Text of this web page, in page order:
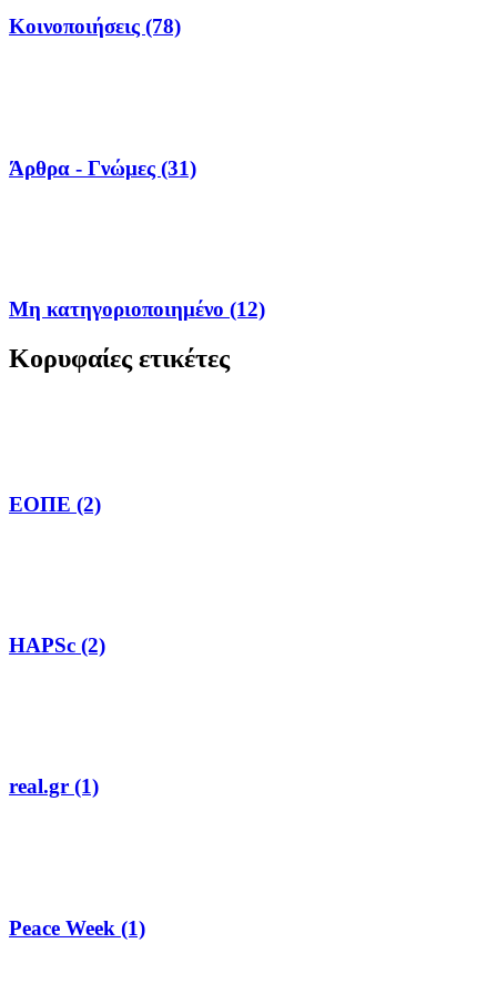
Κοινοποιήσεις (78)
Άρθρα - Γνώμες (31)
Μη κατηγοριοποιημένο (12)
Κορυφαίες ετικέτες
ΕΟΠΕ (2)
HAPSc (2)
real.gr (1)
Peace Week (1)